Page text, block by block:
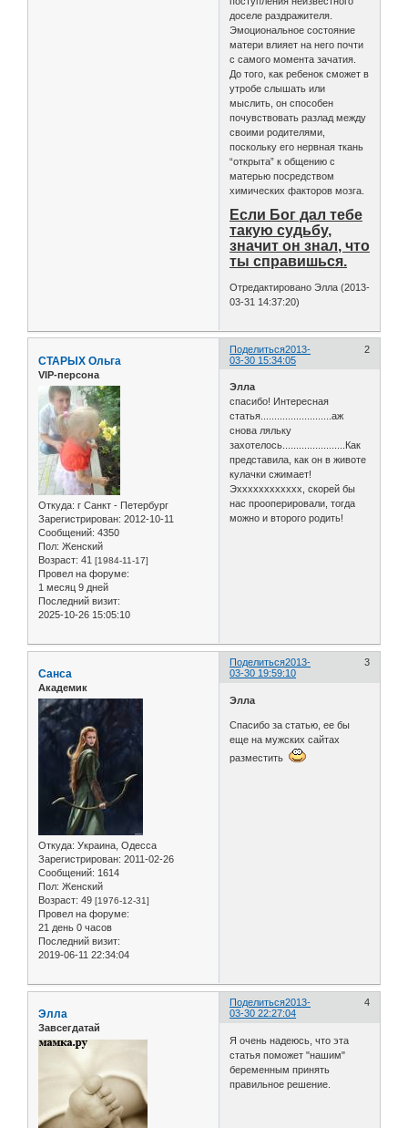
доселе раздражителя.
Эмоциональное состояние
матери влияет на него почти
с самого момента зачатия.
До того, как ребенок сможет в
утробе слышать или
мыслить, он способен
почувствовать разлад между
своими родителями,
поскольку его нервная ткань
“открыта” к общению с
матерью посредством
химических факторов мозга.
Если Бог дал тебе
такую судьбу,
значит он знал, что
ты справишься.
Отредактировано Элла (2013-
03-31 14:37:20)
Поделиться 2
2013-
03-30 15:34:05
СТАРЫХ Ольга
VIP-персона
Откуда: г Санкт - Петербург
Зарегистрирован: 2012-10-11
Сообщений: 4350
Пол: Женский
Возраст: 41 [1984-11-17]
Провел на форуме:
1 месяц 9 дней
Последний визит:
2025-10-26 15:05:10
Элла
спасибо! Интересная
статья..........................аж
снова ляльку
захотелось.......................Как
представила, как он в животе
кулачки сжимает!
Эхххххххххххх, скорей бы
нас прооперировали, тогда
можно и второго родить!
Поделиться 3
2013-
03-30 19:59:10
Санса
Академик
Откуда: Украина, Одесса
Зарегистрирован: 2011-02-26
Сообщений: 1614
Пол: Женский
Возраст: 49 [1976-12-31]
Провел на форуме:
21 день 0 часов
Последний визит:
2019-06-11 22:34:04
Элла
Спасибо за статью, ее бы
еще на мужских сайтах
разместить
Поделиться 4
2013-
03-30 22:27:04
Элла
Завсегдатай
Я очень надеюсь, что эта
статья поможет "нашим"
беременным принять
правильное решение.